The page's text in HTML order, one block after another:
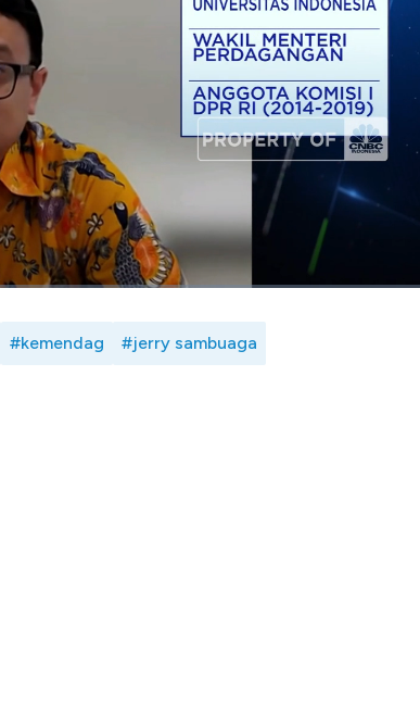
melalui optimalisasi misi dagang, pemanfaatan
juga mempersiapkan upaya menghadapi
sosialisasi & diplomasi terkait produk sawit dan
RI, Jerry Sambuaga dalam Sawit Week,
#kemendag #jerry sambuaga